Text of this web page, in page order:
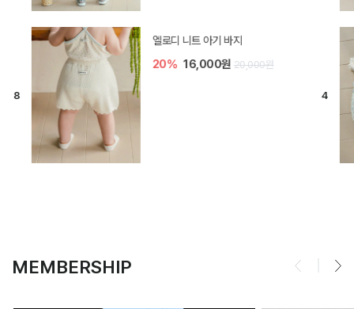
[SIZE ~6Y] 오뎃 라운지웨어
10% 20,700원 23,000원
MEMBERSHIP